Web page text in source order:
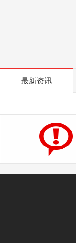
最新资讯